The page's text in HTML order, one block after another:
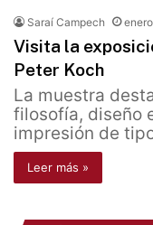
Saraí Campech
Visita la
Peter Koch
La muestra
filosofía, diseño
impresión de
Leer más »